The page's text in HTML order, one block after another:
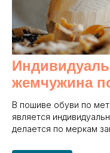
жемчужина
В пошиве обуви по
является
делается по меркам